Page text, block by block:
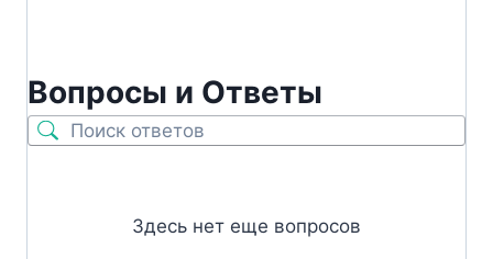
Вопросы и Ответы
Здесь нет еще вопросов